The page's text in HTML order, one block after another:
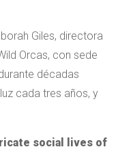
Giles, directora
Orcas, con sede
décadas
cada tres años, y
social lives of